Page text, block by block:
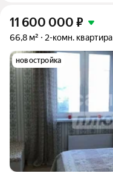
11 600 000 ₽
66,8 м² 2-комн. квартира
новостройка